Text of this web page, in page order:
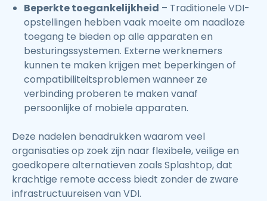
Beperkte toegankelijkheid – Traditionele VDI-
opstellingen hebben vaak moeite om naadloze
toegang te bieden op alle apparaten en
besturingssystemen. Externe werknemers
kunnen te maken krijgen met beperkingen of
compatibiliteitsproblemen wanneer ze
verbinding proberen te maken vanaf
persoonlijke of mobiele apparaten.
Deze nadelen benadrukken waarom veel
organisaties op zoek zijn naar flexibele, veilige en
goedkopere alternatieven zoals Splashtop, dat
krachtige remote access biedt zonder de zware
infrastructuureisen van VDI.